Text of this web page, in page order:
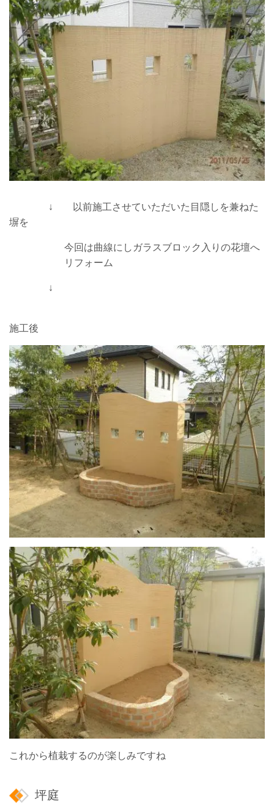
↓ 以前施工させていただいた目隠しを兼ねた
塀を
今回は曲線にしガラスブロック入りの花壇へ
リフォーム
↓
施工後
これから植栽するのが楽しみですね
坪庭